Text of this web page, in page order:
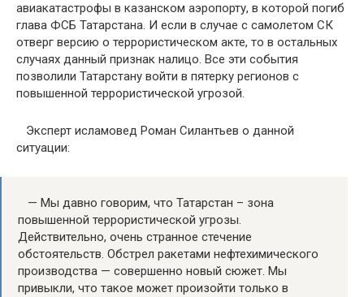
авиакатастрофы в казанском аэропорту, в которой погиб
глава ФСБ Татарстана. И если в случае с самолетом СК
отверг версию о террористическом акте, то в остальных
случаях данный признак налицо. Все эти события
позволили Татарстану войти в пятерку регионов с
повышенной террористической угрозой.
Эксперт исламовед Роман Силантьев о данной
ситуации:
— Мы давно говорим, что Татарстан – зона
повышенной террористической угрозы.
Действительно, очень странное стечение
обстоятельств. Обстрел ракетами нефтехимического
производства — совершенно новый сюжет. Мы
привыкли, что такое может произойти только в